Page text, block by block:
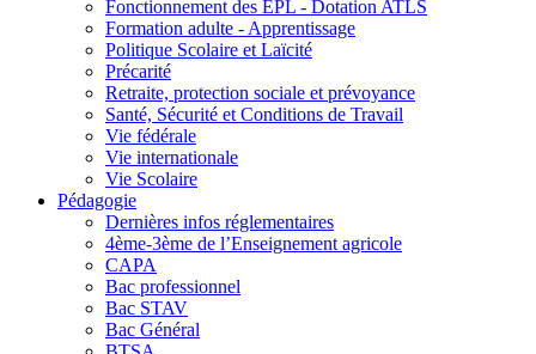
Fonctionnement des EPL - Dotation ATLS
Formation adulte - Apprentissage
Politique Scolaire et Laïcité
Précarité
Retraite, protection sociale et prévoyance
Santé, Sécurité et Conditions de Travail
Vie fédérale
Vie internationale
Vie Scolaire
Pédagogie
Dernières infos réglementaires
4ème-3ème de l’Enseignement agricole
CAPA
Bac professionnel
Bac STAV
Bac Général